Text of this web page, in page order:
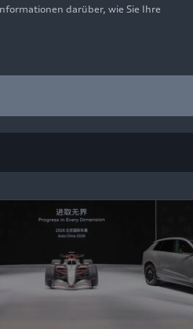
darüber, wie Sie Ihre